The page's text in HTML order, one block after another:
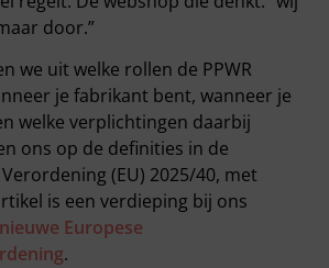
door.”
we uit welke rollen de PPWR
je fabrikant bent, wanneer je
welke verplichtingen daarbij
ons op de definities in de
(EU) 2025/40, met
is een verdieping bij ons
Europese
.